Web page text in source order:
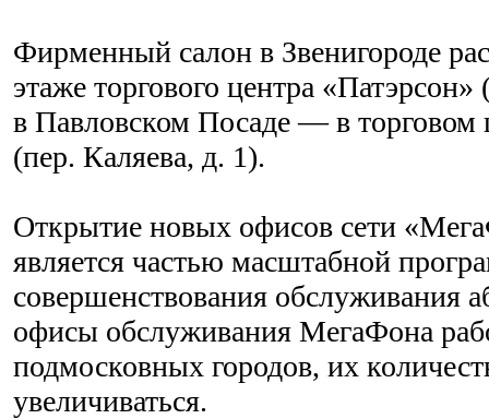
Фирменный салон в Звенигороде
этаже торгового центра
в Павловском Посаде — в торговом
(пер. Каляева, д. 1).
Открытие новых офисов сети
является частью масштабной
совершенствования обслуживания
офисы обслуживания МегаФона
подмосковных городов, их
увеличиваться.